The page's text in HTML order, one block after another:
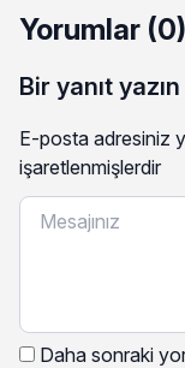
Yorumlar (0)
Bir yanıt yazın
E-posta adresiniz
işaretlenmişlerdir
Daha sonraki